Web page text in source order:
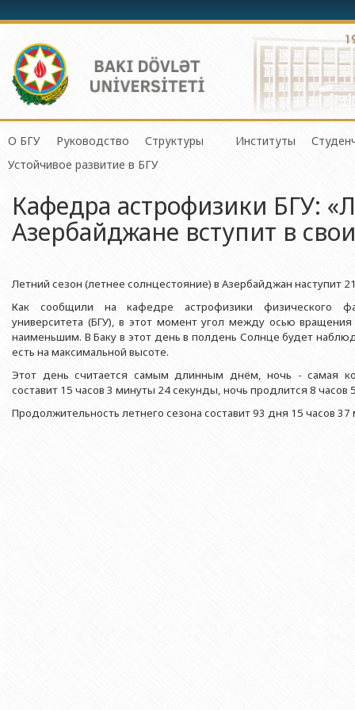
О БГУ
История БГУ
Миссия и стратегия БГУ
Программа развития БГУ
Членство БГУ в международных организациях
Гранты и проекты
Ректоры
Почетные доктора
Образование в БГУ
Руководство
Ректор
Проректоры
Советник ректора
Деканы
Профсоюзный Комитет
Учебно-методический совет
Структуры
Центр организации научной
Отдел по связям с
Отдел по работе с документами
Бухгалтерия
Отдел мониторинга и контроля
Служба психологической помощи
Культурно-творческий центр
Физический
Химический
Географический
Филологический
Институты
Институт
Институт
Институт
Республики
Институт
Юридическое
Устойчивое развитие в БГУ
Кафедра астрофизики БГУ:
Азербайджане вступит в
Летний сезон (летнее солнцестояние) в Азербайджан наступит
Как сообщили на кафедре астрофизики физического
университета (БГУ), в этот момент угол между осью
наименьшим. В Баку в этот день в полдень Солнце будет
есть на максимальной высоте.
Этот день считается самым длинным днём, ночь - самая
составит 15 часов 3 минуты 24 секунды, ночь продлится 8 часов
Продолжительность летнего сезона составит 93 дня 15 часов 37